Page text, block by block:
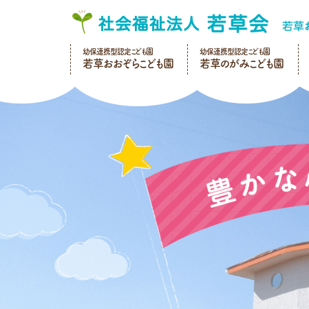
幼保連携型認定こども園
若草おおぞらこども園
幼保連携型認定こども園
若草のがみこども園